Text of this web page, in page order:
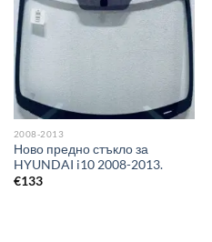
2008-2013
Ново предно стъкло за
HYUNDAI i10 2008-2013.
€133